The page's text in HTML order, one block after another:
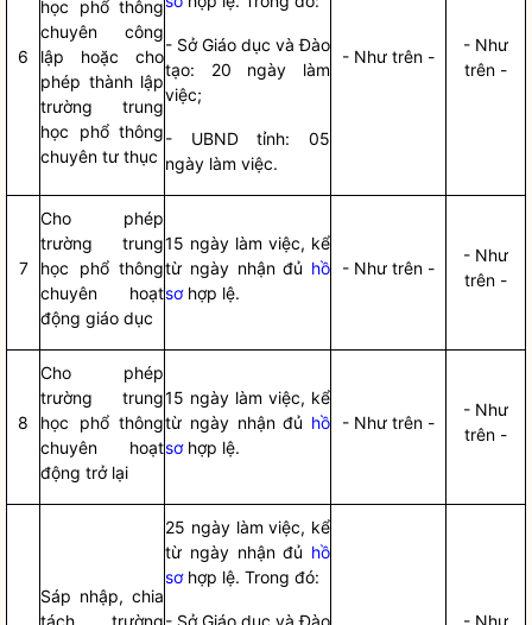
6
học phổ thông
chuyên công
lập hoặc cho
phép thành lập
trường trung
học phổ thông
chuyên tư thục
- Sở Giáo dục và Đào
tạo: 20 ngày làm
việc;
- UBND tỉnh: 05
ngày làm việc.
- Như trên -
- Như
trên -
7
Cho phép
trường trung
học phổ thông
chuyên hoạt
động giáo dục
15 ngày làm việc, kể
từ ngày nhận đủ hồ
sơhợp lệ.
- Như trên -
- Như
trên -
8
Cho phép
trường trung
học phổ thông
chuyên hoạt
động trở lại
15 ngày làm việc, kể
từ ngày nhận đủ hồ
sơhợp lệ.
- Như trên -
- Như
trên -
Sáp nhập, chia
tách trường
25 ngày làm việc, kể
từ ngày nhận đủ hồ
sơhợp lệ. Trong đó:
- Sở Giáo dục và Đào
- Như